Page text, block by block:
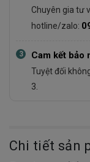
Chuyên gia tư
hotline/zalo:
3 Cam kết bảo
Tuyệt đối
3.
Chi tiết sản